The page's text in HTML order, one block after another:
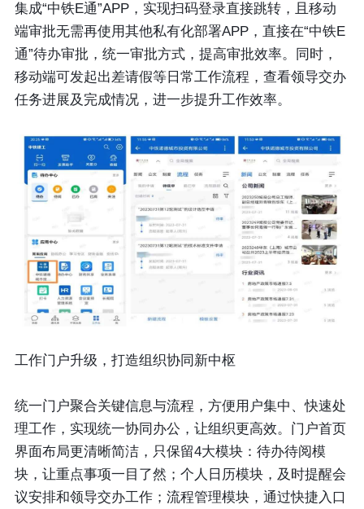
集成“中铁E通”APP，实现扫码登录直接跳转，且移动
端审批无需再使用其他私有化部署APP，直接在“中铁E
通”待办审批，统一审批方式，提高审批效率。同时，
移动端可发起出差请假等日常工作流程，查看领导交办
任务进展及完成情况，进一步提升工作效率。
工作门户升级，打造组织协同新中枢
统一门户聚合关键信息与流程，方便用户集中、快速处
理工作，实现统一协同办公，让组织更高效。门户首页
界面布局更清晰简洁，只保留4大模块：待办待阅模
块，让重点事项一目了然；个人日历模块，及时提醒会
议安排和领导交办工作；流程管理模块，通过快捷入口